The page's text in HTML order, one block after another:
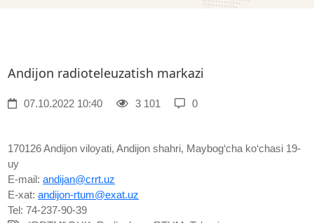
Andijon radioteleuzatish markazi
07.10.2022 10:40 3 101 0
170126 Andijon viloyati, Andijon shahri, Maybog‘cha ko‘chasi 19-
uy
E-mail:andijan@crrt.uz
E-xat:andijon-rtum@exat.uz
Tel: 74-237-90-39